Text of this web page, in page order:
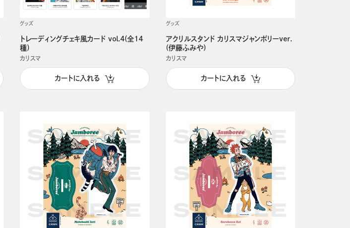
グッズ
トレーディングチェキ風カード vol.4(全14
種)
カリスマ
カートに入れる
グッズ
アクリルスタンド カリスマジャンボリーver.
(伊藤ふみや)
カリスマ
カートに入れる